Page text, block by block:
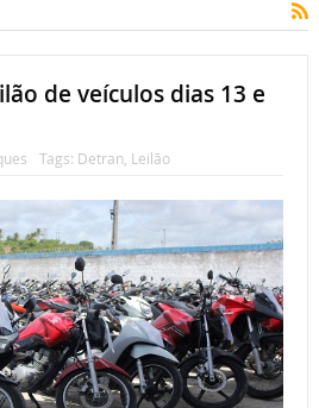
de veículos dias 13 e
Tags: Detran, Leilão